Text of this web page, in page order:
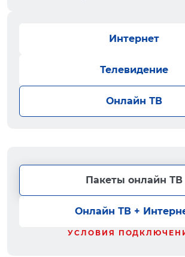
Интернет
Телевидение
Онлайн ТВ
Пакеты онлайн ТВ
Онлайн ТВ +
УСЛОВИЯ